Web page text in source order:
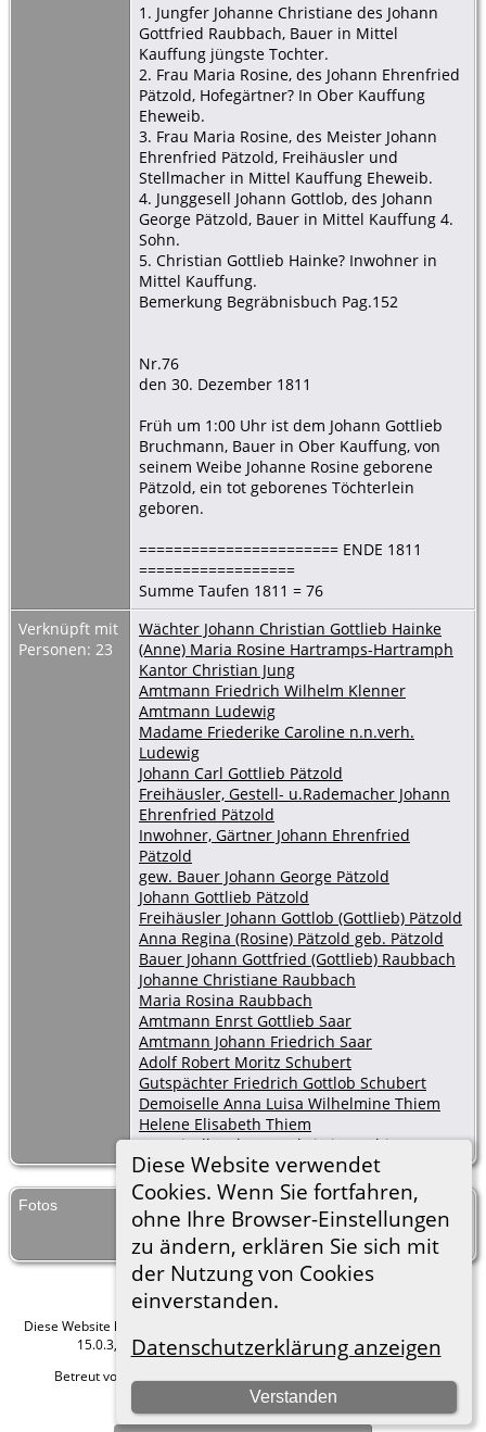
Diese Website verwendet
Cookies. Wenn Sie fortfahren,
ohne Ihre Browser-Einstellungen
zu ändern, erklären Sie sich mit
der Nutzung von Cookies
einverstanden.
Datenschutzerklärung anzeigen
Verstanden
1. Jungfer Johanne Christiane des Johann
Gottfried Raubbach, Bauer in Mittel
Kauffung jüngste Tochter.
2. Frau Maria Rosine, des Johann Ehrenfried
Pätzold, Hofegärtner? In Ober Kauffung
Eheweib.
3. Frau Maria Rosine, des Meister Johann
Ehrenfried Pätzold, Freihäusler und
Stellmacher in Mittel Kauffung Eheweib.
4. Junggesell Johann Gottlob, des Johann
George Pätzold, Bauer in Mittel Kauffung 4.
Sohn.
5. Christian Gottlieb Hainke? Inwohner in
Mittel Kauffung.
Bemerkung Begräbnisbuch Pag.152
Nr.76
den 30. Dezember 1811
Früh um 1:00 Uhr ist dem Johann Gottlieb
Bruchmann, Bauer in Ober Kauffung, von
seinem Weibe Johanne Rosine geborene
Pätzold, ein tot geborenes Töchterlein
geboren.
======================= ENDE 1811
==================
Summe Taufen 1811 = 76
Verknüpft mit
Personen: 23
Wächter Johann Christian Gottlieb Hainke
(Anne) Maria Rosine Hartramps-Hartramph
Kantor Christian Jung
Amtmann Friedrich Wilhelm Klenner
Amtmann Ludewig
Madame Friederike Caroline n.n.verh.
Ludewig
Johann Carl Gottlieb Pätzold
Freihäusler, Gestell- u.Rademacher Johann
Ehrenfried Pätzold
Inwohner, Gärtner Johann Ehrenfried
Pätzold
gew. Bauer Johann George Pätzold
Johann Gottlieb Pätzold
Freihäusler Johann Gottlob (Gottlieb) Pätzold
Anna Regina (Rosine) Pätzold geb. Pätzold
Bauer Johann Gottfried (Gottlieb) Raubbach
Johanne Christiane Raubbach
Maria Rosina Raubbach
Amtmann Enrst Gottlieb Saar
Amtmann Johann Friedrich Saar
Adolf Robert Moritz Schubert
Gutspächter Friedrich Gottlob Schubert
Demoiselle Anna Luisa Wilhelmine Thiem
Helene Elisabeth Thiem
Demoiselle Johanne Christiane Thiem
Fotos Taufen Kauffung 1811-39
Diese Website läuft mit
15.0.3, programmiert von Darrin Lythgoe © 2001-2026.
Betreut von
Hier geht es zum Impressum